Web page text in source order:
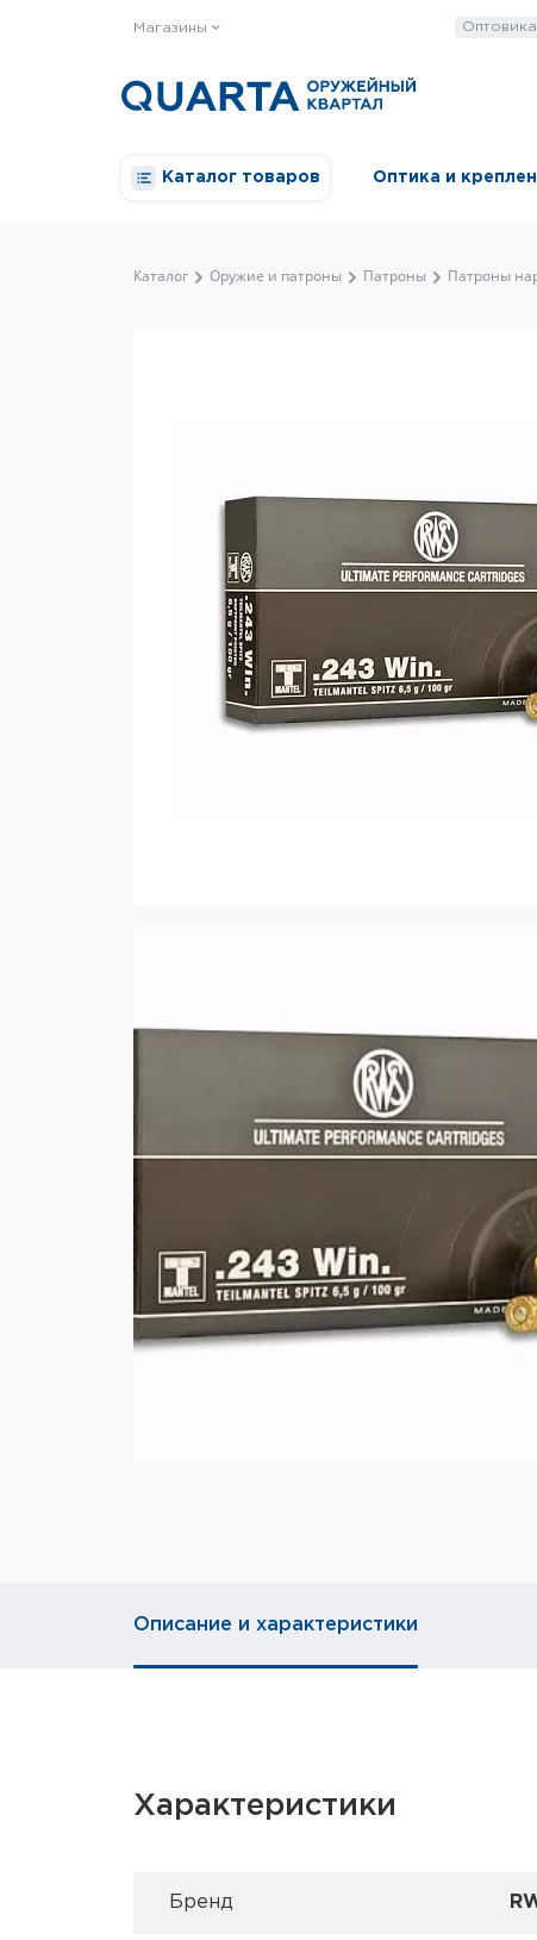
Магазины
Каталог товаров Оптика и
Каталог Оружие и патроны Патроны Патроны
Описание и характеристики
Характеристики
Брeнд